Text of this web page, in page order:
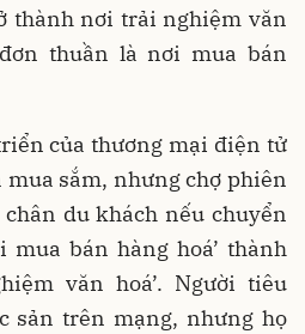
thành nơi trải nghiệm văn
thuần là nơi mua bán
của thương mại điện tử
sắm, nhưng chợ phiên
du khách nếu chuyển
mua bán hàng hoá’ thành
văn hoá’. Người tiêu
sản trên mạng, nhưng họ